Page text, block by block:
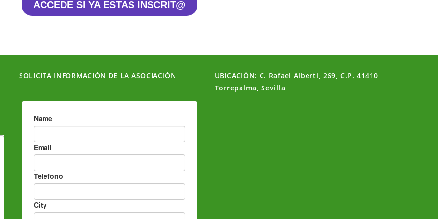
ACCEDE SI YA ESTAS INSCRIT@
SOLICITA INFORMACIÓN DE LA ASOCIACIÓN
UBICACIÓN: C. Rafael Alberti, 269, C.P. 41410
Torrepalma, Sevilla